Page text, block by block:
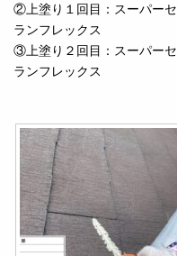
②上塗り１回目：スーパーセ
ランフレックス
③上塗り２回目：スーパーセ
ランフレックス